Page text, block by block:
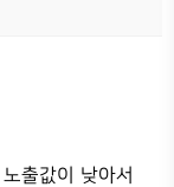
출값이 낮아서